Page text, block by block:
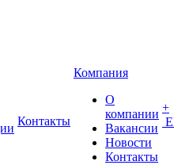
Контакты
Компания
О
компании
Вакансии
Новости
Контакты
+